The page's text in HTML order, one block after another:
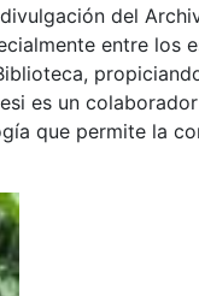
del
entre los
es un
que permite la